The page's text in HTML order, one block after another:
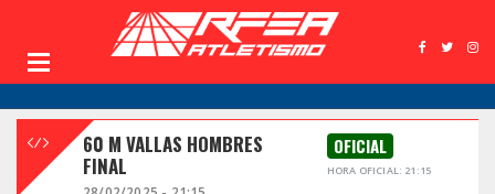
60 M VALLAS HOMBRES
FINAL
OFICIAL
HORA OFICIAL: 21:15